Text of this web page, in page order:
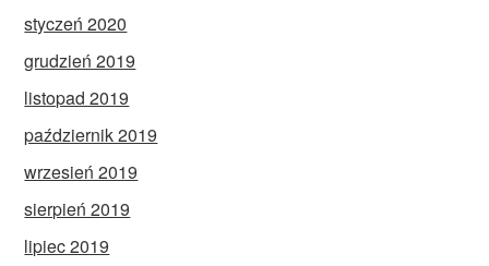
styczeń 2020
grudzień 2019
listopad 2019
październik 2019
wrzesień 2019
sierpień 2019
lipiec 2019